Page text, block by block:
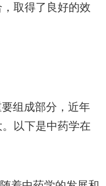
取得了良好的效
组成部分，近年
以下是中药学在